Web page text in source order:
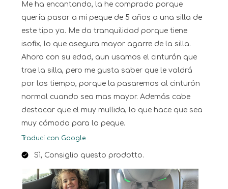
Me ha encantando, la he comprado porque
quería pasar a mi peque de 5 años a una silla de
este tipo ya. Me da tranquilidad porque tiene
isofix, lo que asegura mayor agarre de la silla.
Ahora con su edad, aun usamos el cinturón que
trae la silla, pero me gusta saber que le valdrá
por las tiempo, porque la pasaremos al cinturón
normal cuando sea mas mayor. Además cabe
destacar que el muy mullida, lo que hace que sea
muy cómoda para la peque.
Traduci con Google
Sì, Consiglio questo prodotto.